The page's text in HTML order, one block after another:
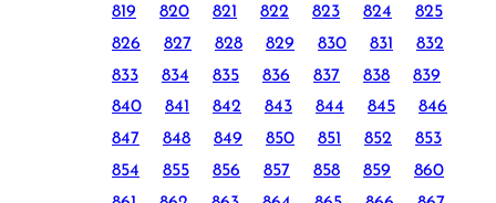
819
820 821 822 823 824
825
826
827 828 829 830 831
832
833
834 835 836 837 838
839
840
841 842 843 844 845
846
847
848 849 850 851 852
853
854
855 856 857 858 859
860